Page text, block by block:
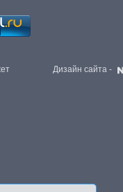
Дизайн сайта -